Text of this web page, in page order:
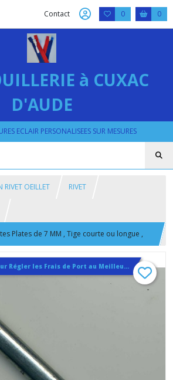
Contact 0 0
à CUXAC
D'AUDE
ECLAIR PERSONALISEES SUR MESURES
RIVET OEILLET RIVET
Plates de 7 MM , Tige courte ou longue ,
Canon , Laiton et Vieux Laiton
Voir Info Expédition pour Régler les Frais de Port au Meilleur Prix , En haut d'ecran à Droite